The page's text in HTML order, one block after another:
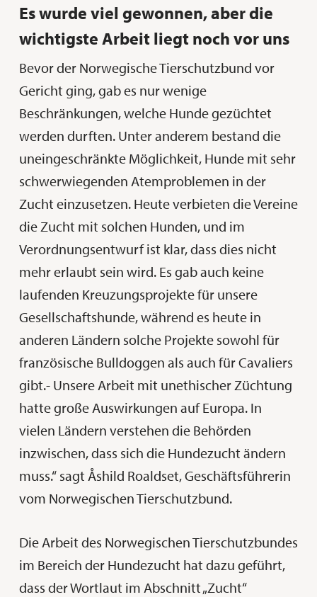
Es wurde viel gewonnen, aber die
wichtigste Arbeit liegt noch vor uns
Bevor der Norwegische Tierschutzbund vor
Gericht ging, gab es nur wenige
Beschränkungen, welche Hunde gezüchtet
werden durften. Unter anderem bestand die
uneingeschränkte Möglichkeit, Hunde mit sehr
schwerwiegenden Atemproblemen in der
Zucht einzusetzen. Heute verbieten die Vereine
die Zucht mit solchen Hunden, und im
Verordnungsentwurf ist klar, dass dies nicht
mehr erlaubt sein wird. Es gab auch keine
laufenden Kreuzungsprojekte für unsere
Gesellschaftshunde, während es heute in
anderen Ländern solche Projekte sowohl für
französische Bulldoggen als auch für Cavaliers
gibt.- Unsere Arbeit mit unethischer Züchtung
hatte große Auswirkungen auf Europa. In
vielen Ländern verstehen die Behörden
inzwischen, dass sich die Hundezucht ändern
muss.“ sagt Åshild Roaldset, Geschäftsführerin
vom Norwegischen Tierschutzbund.
Die Arbeit des Norwegischen Tierschutzbundes
im Bereich der Hundezucht hat dazu geführt,
dass der Wortlaut im Abschnitt „Zucht“